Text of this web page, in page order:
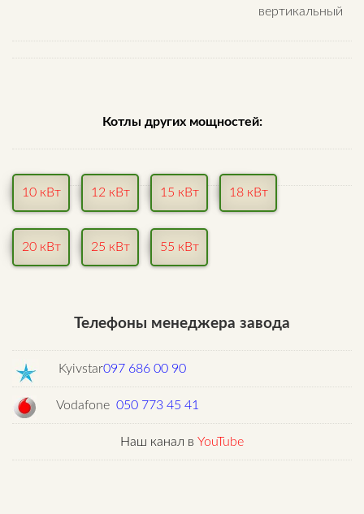
вертикальный
Котлы других мощностей:
10 кВт 12 кВт 15 кВт 18 кВт
20 кВт 25 кВт 55 кВт
Телефоны менеджера завода
Kyivstar097 686 00 90
Vodafone 050 773 45 41
Наш канал в YouTube